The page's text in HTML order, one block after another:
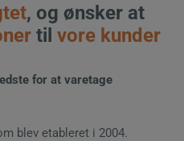
, og ønsker at
til vore kunder​
for at varetage
blev etableret i 2004.